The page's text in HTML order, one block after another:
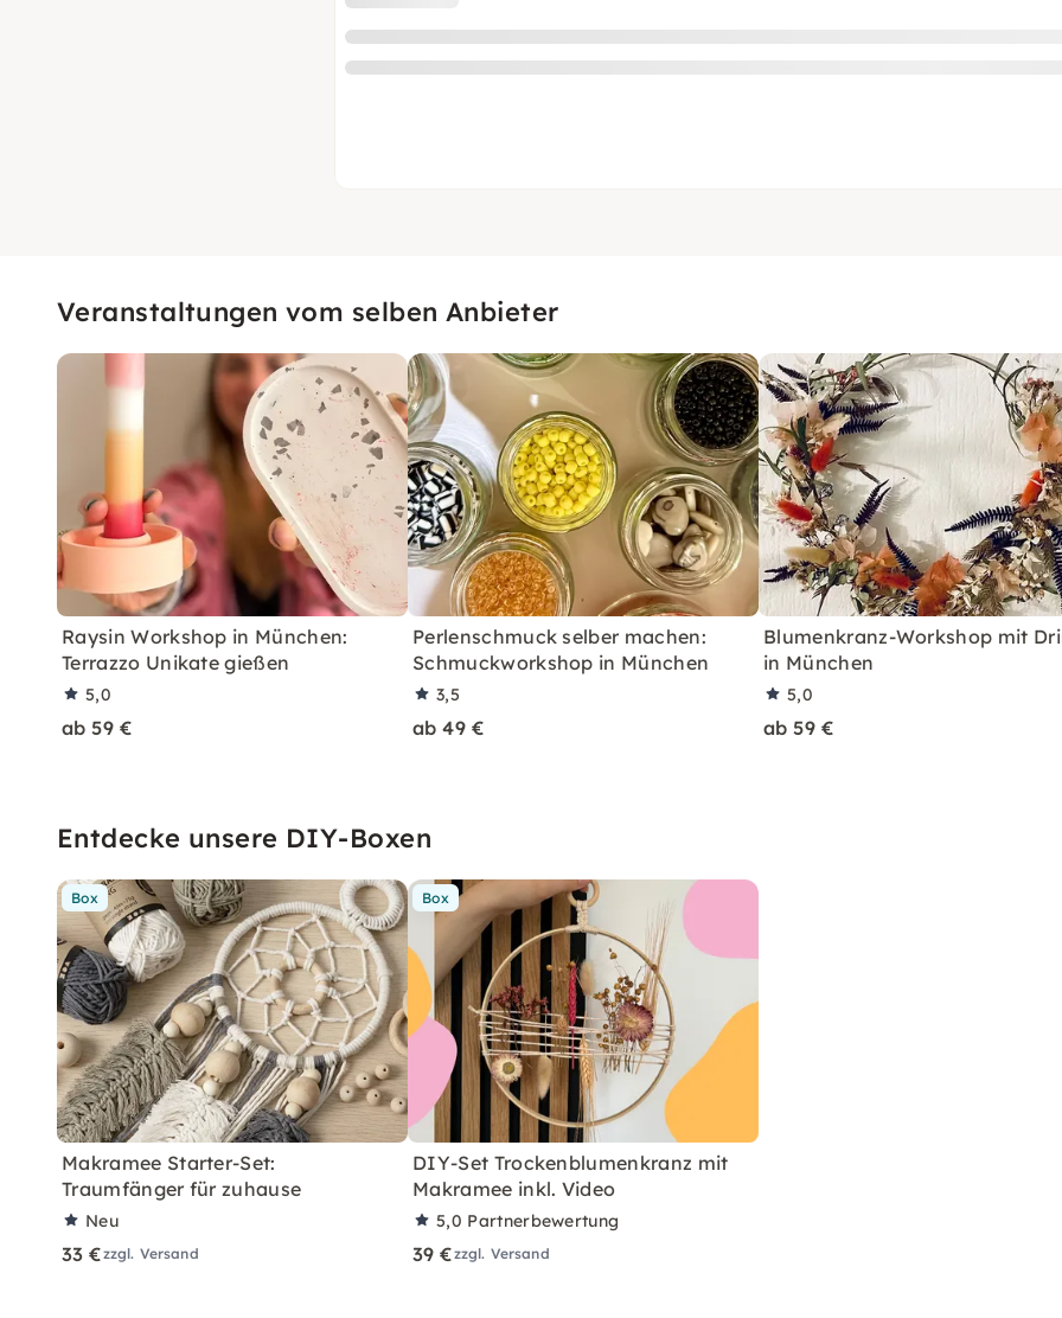
Veranstaltungen vom selben Anbieter
Raysin Workshop in München:
Terrazzo Unikate gießen
5,0
ab 59 €
Perlenschmuck selber machen:
Schmuckworkshop in München
3,5
ab 49 €
Blumenkranz-Workshop mit
in München
5,0
ab 59 €
Entdecke unsere DIY-Boxen
Box
Makramee Starter-Set:
Traumfänger für zuhause
Neu
33 €zzgl. Versand
Box
DIY-Set Trockenblumenkranz mit
Makramee inkl. Video
5,0 Partnerbewertung
39 €zzgl. Versand